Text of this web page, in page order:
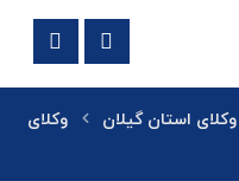
وکلای استان گیلان
وکلای